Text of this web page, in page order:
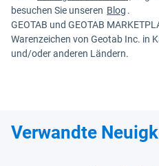
besuchen Sie unseren Blog .
GEOTAB und GEOTAB
Warenzeichen von Geotab Inc. in
und/oder anderen Ländern.
Verwandte